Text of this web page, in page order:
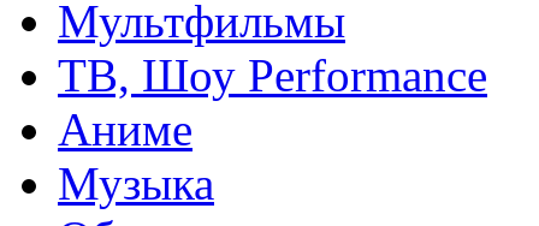
Мультфильмы
ТВ, Шоу Performance
Аниме
Музыка